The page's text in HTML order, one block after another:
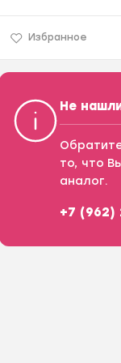
Избранное
Не
то, что
аналог.
+7 (962)